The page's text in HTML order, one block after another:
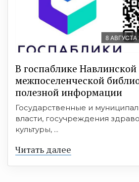
8 АВГУСТА
В госпаблике Навлинской
межпоселенческой
полезной информации
Государственные и
власти, госучреждения
культуры, ...
Читать далее